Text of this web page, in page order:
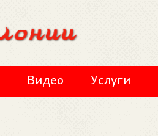
Видео Услуги